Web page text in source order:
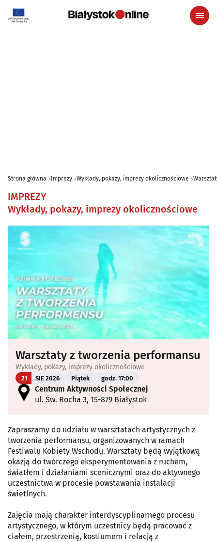
Strona główna Imprezy Wykłady, pokazy, imprezy okolicznościowe
IMPREZY
Wykłady, pokazy, imprezy okolicznościowe
Warsztaty z tworzenia performansu
Wykłady, pokazy, imprezy okolicznościowe
21 SIE 2026 Piątek godz. 17:00
Centrum Aktywności Społecznej
ul. Św. Rocha 3, 15-879 Białystok
Zapraszamy do udziału w warsztatach artystycznych z
tworzenia performansu, organizowanych w ramach
Festiwalu Kobiety Wschodu. Warsztaty będą wyjątkową
okazją do twórczego eksperymentowania z ruchem,
światłem i działaniami scenicznymi oraz do aktywnego
uczestnictwa w procesie powstawania instalacji
świetlnych.
Zajęcia mają charakter interdyscyplinarnego procesu
artystycznego, w którym uczestnicy będą pracować z
ciałem, przestrzenią, kostiumem i relacją z